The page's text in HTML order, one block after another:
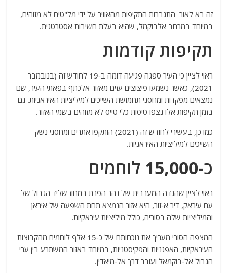
זה בא לאור התגברות התקיפות מהאוויר על ידי מל"טים לא מזוהים,
במיוחד במרחב אלבוקמל, שהיא בעלת חשיבות אסטרטגית.
תקיפות קודמות
ראוי לציין כי העיר ספגה פגיעה דומה ב-19 לחודש זה (בנובמבר
2021), כאשר נשמעו פיצוצים עזים מאזור אלכתף בפאתי העיר, שם
נמצאים מפקדות ומחסני תחמושת השייכים למיליציות האיראניות. גם
בזמן תקיפות אלו נצפו טיסות כלי טייס לא מזוהים בשמי האזור.
כמו כן, בעשירי לחודש זה (2021) הותקפו אתרים ומחסני נשק
השייכים למיליציות האיראניות.
כ-15,000 לוחמים
ראוי לציין שהגדה המערבית של נהר הפרת במחוז שליד הגבול של
עם עיראק, דיר א-זור, היא אזור הנמצא תחת השפעה של איראן
והמיליציות שלה בסוריה, כולל מיליציות עיראקיות.
המצפה הסורי מעריך את נוכחותם של כ-15 אלף לוחמים מהקבוצות
העיראקיות, האפגניות והפקיסטניות, במיוחד באזור המשתרע בין ערי
הגבול אל-בוקמאל ועובר דרך אל-מיאדין.